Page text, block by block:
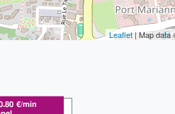
Leaflet| Map